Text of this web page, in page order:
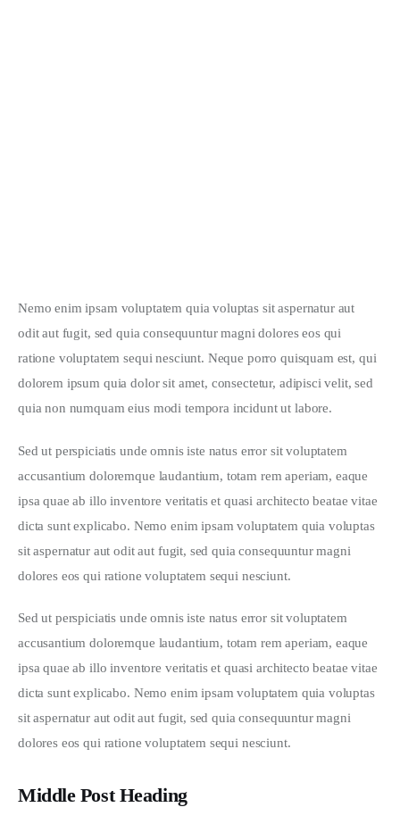
Nemo enim ipsam voluptatem quia voluptas sit aspernatur aut
odit aut fugit, sed quia consequuntur magni dolores eos qui
ratione voluptatem sequi nesciunt. Neque porro quisquam est, qui
dolorem ipsum quia dolor sit amet, consectetur, adipisci velit, sed
quia non numquam eius modi tempora incidunt ut labore.
Sed ut perspiciatis unde omnis iste natus error sit voluptatem
accusantium doloremque laudantium, totam rem aperiam, eaque
ipsa quae ab illo inventore veritatis et quasi architecto beatae vitae
dicta sunt explicabo. Nemo enim ipsam voluptatem quia voluptas
sit aspernatur aut odit aut fugit, sed quia consequuntur magni
dolores eos qui ratione voluptatem sequi nesciunt.
Sed ut perspiciatis unde omnis iste natus error sit voluptatem
accusantium doloremque laudantium, totam rem aperiam, eaque
ipsa quae ab illo inventore veritatis et quasi architecto beatae vitae
dicta sunt explicabo. Nemo enim ipsam voluptatem quia voluptas
sit aspernatur aut odit aut fugit, sed quia consequuntur magni
dolores eos qui ratione voluptatem sequi nesciunt.
Middle Post Heading